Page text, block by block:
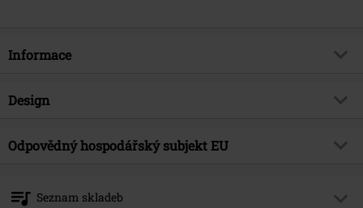
Informace
Zboží č.
Hudební žánr
Power Metal
Kapela
Design
Typ výrobku
CD
Odpovědný hospodářský subjekt EU
Postfach 1263
Seznam skladeb